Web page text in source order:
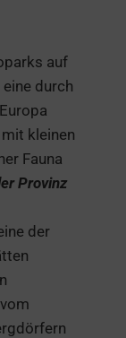
auf
eine durch
kleinen
Fauna
Provinz
der